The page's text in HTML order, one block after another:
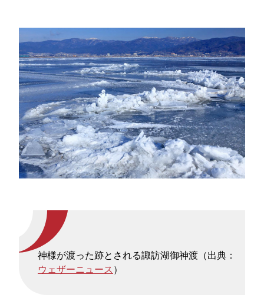
神様が渡った跡とされる諏訪湖御神渡（出典：
ウェザーニュース）